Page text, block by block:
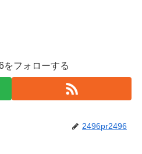
をフォローする
2496pr2496